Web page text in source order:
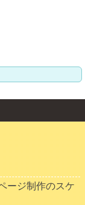
ージ制作のスケ